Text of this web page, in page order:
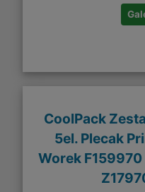
CoolPack
5el. Plecak
Worek